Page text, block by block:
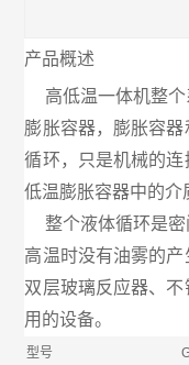
产品概述
高低温一体机整
膨胀容器，膨胀容
循环，只是机械的
低温膨胀容器中的介
整个液体循环是
高温时没有油雾的
双层玻璃反应器、
用的设备。
型号